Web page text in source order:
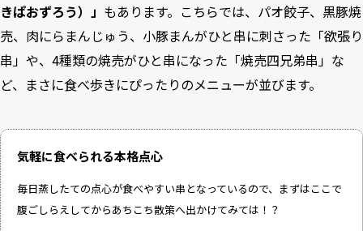
きぱおずろう）」 もあります。こちらでは、パオ餃子、黒豚焼
売、肉にらまんじゅう、小豚まんがひと串に刺さった「欲張り
串」や、4種類の焼売がひと串になった「焼売四兄弟串」な
ど、まさに食べ歩きにぴったりのメニューが並びます。
気軽に食べられる本格点心
毎日蒸したての点心が食べやすい串となっているので、まずはここで
腹ごしらえしてからあちこち散策へ出かけてみては！？